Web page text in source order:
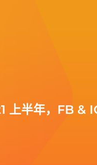
上半年，FB &